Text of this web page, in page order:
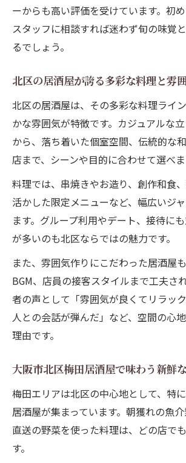
ーからも高い評価を受けています。初め
スタッフに相談すれば迷わず旬の味覚
るでしょう。
北区の居酒屋が誇る多彩な料理と雰
北区の居酒屋は、その多彩な料理ライ
かな雰囲気が特徴です。カジュアルな
から、落ち着いた個室空間、伝統的な
店まで、シーンや目的に合わせて選べま
料理では、串焼きやお造り、創作和食
活かした限定メニューなど、幅広いジ
ます。グループ利用やデート、接待に
が多いのも北区ならではの魅力です。
また、雰囲気作りにこだわった居酒屋
BGM、店員の接客スタイルまで工夫さ
者の声として「雰囲気が良くてリラッ
人との会話が弾んだ」など、空間の心
理由です。
大阪市北区梅田居酒屋で味わう新鮮
梅田エリアは北区の中心地として、特
居酒屋が集まっています。朝獲れの魚
直送の野菜を使った料理は、どの店で
す。